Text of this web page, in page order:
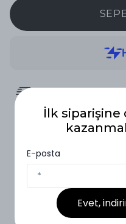
14 Gün İçinde İade
Vade Farksız 3 Taksit
Ürün Açıklaması
İlk siparişine
E-posta
Evet,